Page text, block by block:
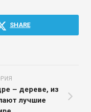
SHARE
– дереве, из
лучшие